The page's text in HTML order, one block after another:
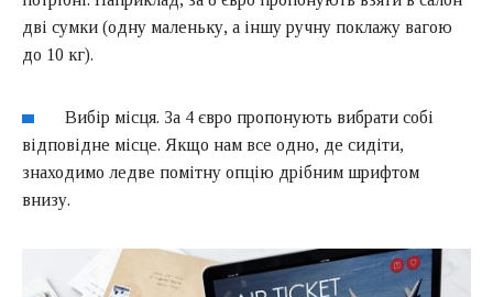
дві сумки (одну маленьку, а іншу ручну поклажу вагою
до 10 кг).
Вибір місця. За 4 євро пропонують вибрати собі
відповідне місце. Якщо нам все одно, де сидіти,
знаходимо ледве помітну опцію дрібним шрифтом
внизу.